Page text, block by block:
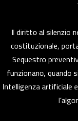
Il diritto al silenzio
costituzionale,
Sequestro
funzionano, quando
Intelligenza artificiale